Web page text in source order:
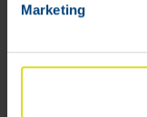
Marketing